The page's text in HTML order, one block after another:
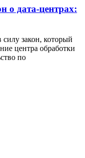
о дата-центрах:
закон, который
центра обработки
по